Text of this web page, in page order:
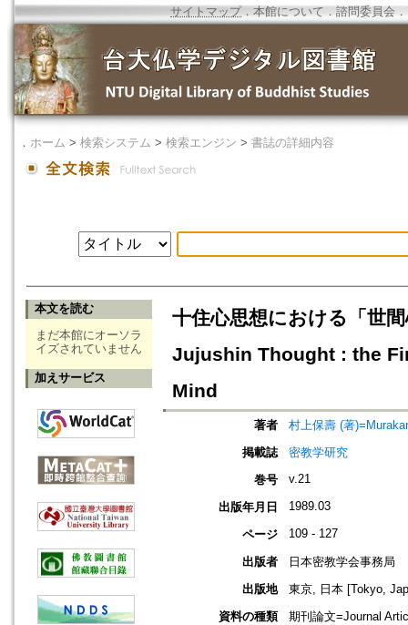
サイトマップ．本館について ． 諮問委員会 ．
． ホーム > 検索システム > 検索エンジン > 書誌の詳細内容
本文を読む
まだ本館にオーソラ
イズされていません
加えサービス
十住心思想における「世
Jujushin Thought : the
Mind
著者
村上保壽 (著
掲載誌
密教学研究
巻号
v.21
出版年月日 1989.03
ページ 109 - 127
出版者
日本密教学会事務局
出版地
東京, 日本 [Tokyo,
資料の種類
期刊論文=Journal